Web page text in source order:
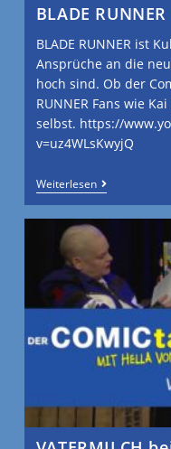
BLADE RUNNER
BLADE RUNNER ist
Ansprüche an die
hoch sind. Ob der
RUNNER Fans wie
selbst. https://
v=uz4WLsKwyjQ
Weiterlesen